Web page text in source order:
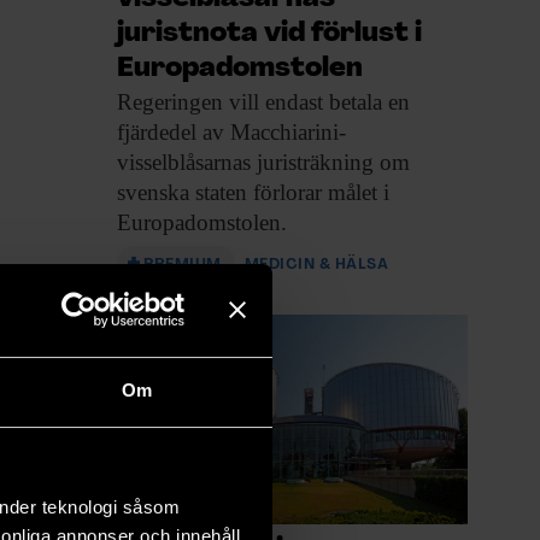
Om
teknologi såsom
annonser och innehåll,
juristnota vid förlust i
Europadomstolen
Regeringen vill endast betala en
fjärdedel av Macchiarini­
visselblåsarnas juristräkning om
svenska staten förlorar målet i
Europadomstolen.
PREMIUM MEDICIN & HÄLSA